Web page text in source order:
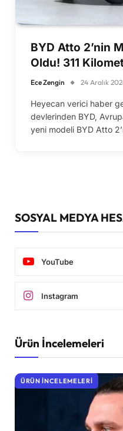
BYD Atto 2’nin
Oldu! 311
Ece Zengin 24 Aralık
Heyecan verici haber
devlerinden BYD,
yeni modeli BYD Atto
SOSYAL MEDYA
YouTube
Instagram
Ürün İncelemeleri
ÜRÜN İNCELEMELERI